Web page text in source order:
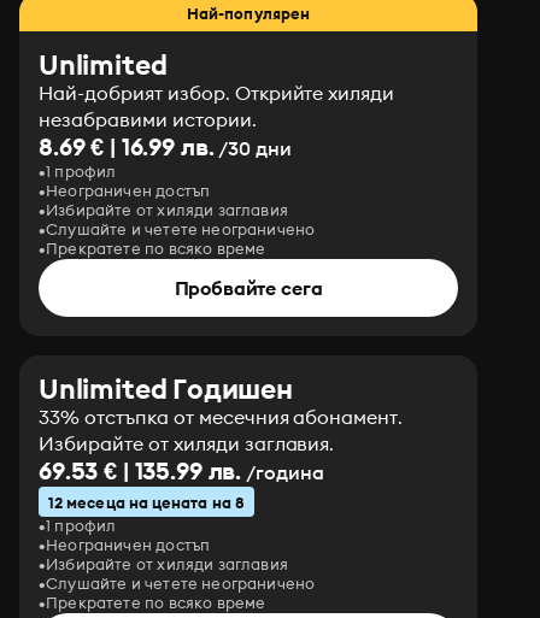
Най-популярен
Unlimited
Най-добрият избор. Открийте хиляди
незабравими истории.
8.69 € | 16.99 лв./30 дни
1 профил
Неограничен достъп
Избирайте от хиляди заглавия
Слушайте и четете неограничено
Прекратете по всяко време
Пробвайте сега
Unlimited Годишен
33% отстъпка от месечния абонамент.
Избирайте от хиляди заглавия.
69.53 € | 135.99 лв. /година
12 месеца на цената на 8
1 профил
Неограничен достъп
Избирайте от хиляди заглавия
Слушайте и четете неограничено
Прекратете по всяко време